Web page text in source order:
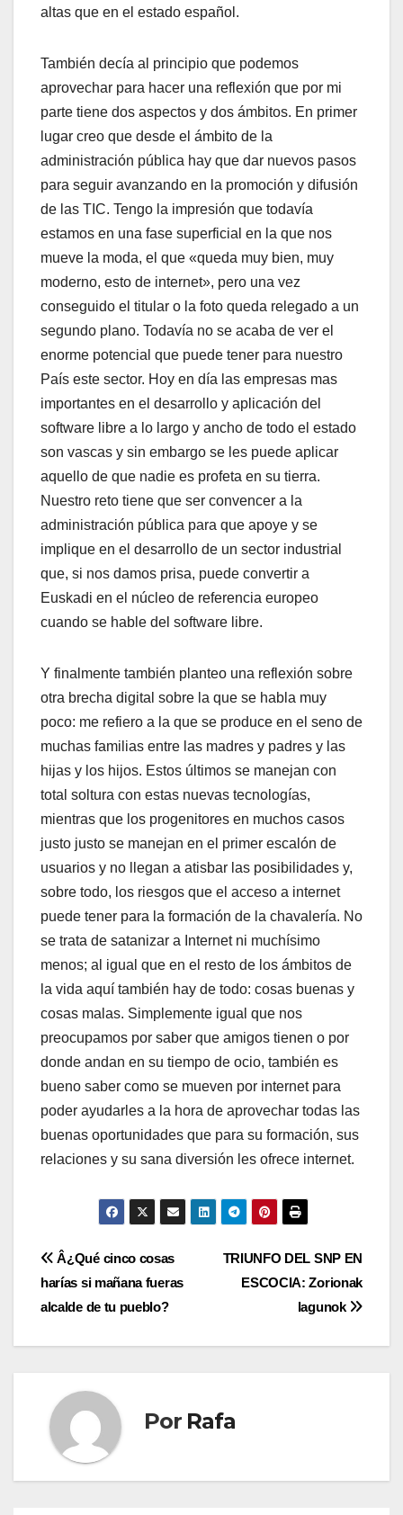
altas que en el estado español.
También decí­a al principio que podemos
aprovechar para hacer una reflexión que por mi
parte tiene dos aspectos y dos ámbitos. En primer
lugar creo que desde el ámbito de la
administración pública hay que dar nuevos pasos
para seguir avanzando en la promoción y difusión
de las TIC. Tengo la impresión que todaví­a
estamos en una fase superficial en la que nos
mueve la moda, el que «queda muy bien, muy
moderno, esto de internet», pero una vez
conseguido el titular o la foto queda relegado a un
segundo plano. Todaví­a no se acaba de ver el
enorme potencial que puede tener para nuestro
Paí­s este sector. Hoy en dí­a las empresas mas
importantes en el desarrollo y aplicación del
software libre a lo largo y ancho de todo el estado
son vascas y sin embargo se les puede aplicar
aquello de que nadie es profeta en su tierra.
Nuestro reto tiene que ser convencer a la
administración pública para que apoye y se
implique en el desarrollo de un sector industrial
que, si nos damos prisa, puede convertir a
Euskadi en el núcleo de referencia europeo
cuando se hable del software libre.
Y finalmente también planteo una reflexión sobre
otra brecha digital sobre la que se habla muy
poco: me refiero a la que se produce en el seno de
muchas familias entre las madres y padres y las
hijas y los hijos. Estos últimos se manejan con
total soltura con estas nuevas tecnologí­as,
mientras que los progenitores en muchos casos
justo justo se manejan en el primer escalón de
usuarios y no llegan a atisbar las posibilidades y,
sobre todo, los riesgos que el acceso a internet
puede tener para la formación de la chavalerí­a. No
se trata de satanizar a Internet ni muchí­simo
menos; al igual que en el resto de los ámbitos de
la vida aquí­ también hay de todo: cosas buenas y
cosas malas. Simplemente igual que nos
preocupamos por saber que amigos tienen o por
donde andan en su tiempo de ocio, también es
bueno saber como se mueven por internet para
poder ayudarles a la hora de aprovechar todas las
buenas oportunidades que para su formación, sus
relaciones y su sana diversión les ofrece internet.
Navegación
de
entradas
TRIUNFO DEL SNP EN
ESCOCIA: Zorionak
lagunok
Â¿Qué cinco cosas
harí­as si mañana fueras
alcalde de tu pueblo?
Por Rafa